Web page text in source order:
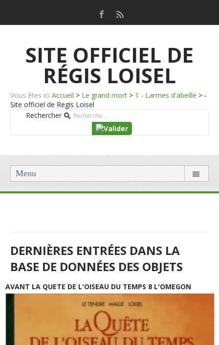
SITE OFFICIEL DE
RÉGIS LOISEL
Vous êtes ici Accueil > Le grand mort > 1 - Larmes d'abeille > -
Site officiel de Regis Loisel
Rechercher
Menu
DERNIÈRES ENTRÉES DANS LA
BASE DE DONNÉES DES OBJETS
AVANT LA QUETE DE L'OISEAU DU TEMPS 8 L'OMEGON